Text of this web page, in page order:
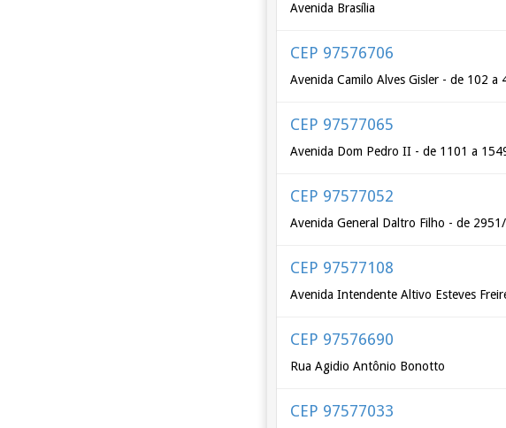
Avenida Brasília
CEP 97576706
Avenida Camilo Alves Gisler - de 102 a
CEP 97577065
Avenida Dom Pedro II - de 1101 a
CEP 97577052
Avenida General Daltro Filho - de
CEP 97577108
Avenida Intendente Altivo Esteves
CEP 97576690
Rua Agidio Antônio Bonotto
CEP 97577033